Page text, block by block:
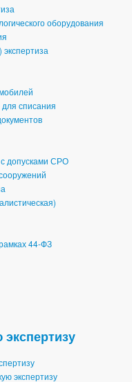
оборудования
экспертиза
списания
допусками СРО
44-ФЗ
экспертизу